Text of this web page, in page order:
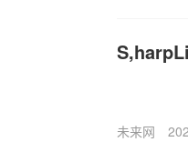
未来网